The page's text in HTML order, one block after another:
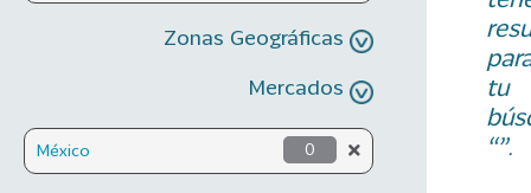
Zonas Geográficas
Mercados
México 0
tu
“”.